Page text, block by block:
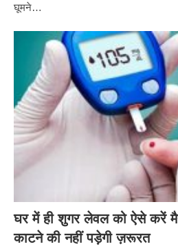
घूमने…
घर में ही शुगर लेवल को ऐसे करें
काटने की नहीं पड़ेगी ज़रूरत